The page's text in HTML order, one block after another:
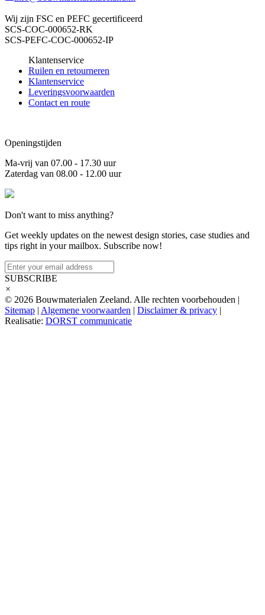
Wij zijn FSC en PEFC gecertificeerd
SCS-COC-000652-RK
SCS-PEFC-COC-000652-IP
Klantenservice
Ruilen en retourneren
Klantenservice
Leveringsvoorwaarden
Contact en route
Openingstijden
Ma-vrij van 07.00 - 17.30 uur
Zaterdag van 08.00 - 12.00 uur
Don't want to miss anything?
Get weekly updates on the newest design stories, case studies and
tips right in your mailbox. Subscribe now!
SUBSCRIBE
×
© 2026 Bouwmaterialen Zeeland. Alle rechten voorbehouden |
Sitemap | Algemene voorwaarden | Disclaimer & privacy |
Realisatie: DORST communicatie